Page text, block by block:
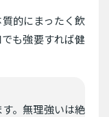
的にまったく飲
も強要すれば健
。無理強いは絶